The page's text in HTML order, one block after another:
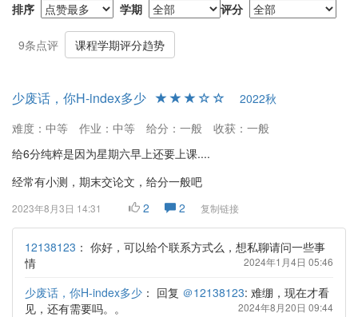
排序 学期 评分
9条点评 课程学期评分趋势
少废话，你H-index多少
2022秋
难度：中等
作业：中等 给分：一般
收获：一般
给6分纯粹是因为星期六早上还要上课....
经常有小测，期末交论文，给分一般吧
2023年8月3日 14:31 2 2 复制链接
12138123 ： 你好，可以给个联系方式么，想私聊请问一些事
情
2024年1月4日 05:46
少废话，你H-index多少 ： 回复 ＠12138123: 难绷，现在才看
见，还有需要吗。。
2024年8月20日 09:44